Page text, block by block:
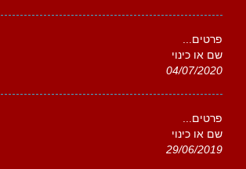
פרטים...
שם או כינוי
04/07/2020
פרטים...
שם או כינוי
29/06/2019